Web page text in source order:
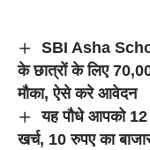
SBI Asha
के छात्रों के लिए
मौका, ऐसे करे आवेदन
यह पौधे आपको 12
खर्च, 10 रुपए का